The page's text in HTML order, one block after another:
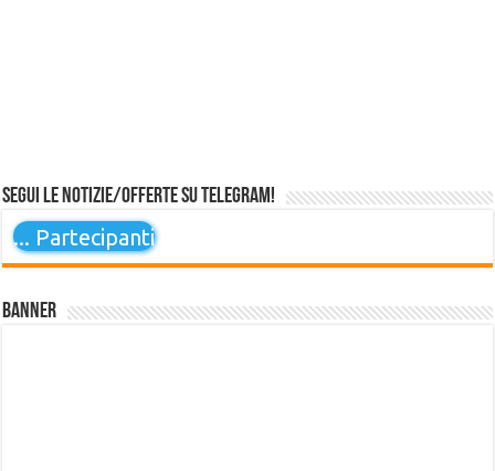
Segui le notizie/offerte su Telegram!
... Partecipanti
Banner